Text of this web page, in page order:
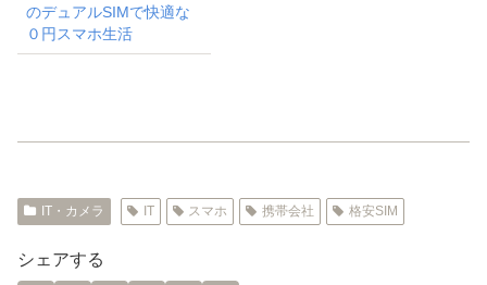
のデュアルSIMで快適な
０円スマホ生活
IT・カメラ IT スマホ 携帯会社 格安SIM
シェアする